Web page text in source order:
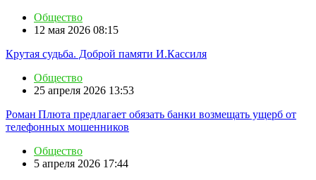
Общество
12 мая 2026 08:15
Крутая судьба. Доброй памяти И.Кассиля
Общество
25 апреля 2026 13:53
Роман Плюта предлагает обязать банки возмещать ущерб от
телефонных мошенников
Общество
5 апреля 2026 17:44